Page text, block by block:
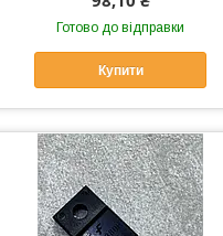
Готово до відправки
Купити